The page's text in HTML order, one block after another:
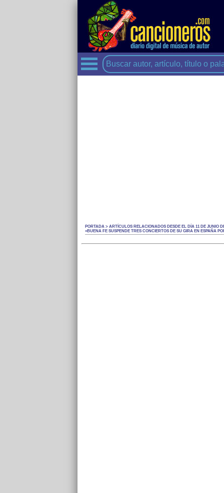
PORTADA > ARTÍCULOS RELACIONADOS DESDE EL DÍA 11 DE JUNIO
«BUENA FE SUSPENDE TRES CONCIERTOS DE SU GIRA EN ESPAÑA